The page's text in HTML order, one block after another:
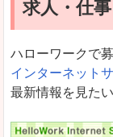
求人・仕
ハローワークで
インターネット
最新情報を見た